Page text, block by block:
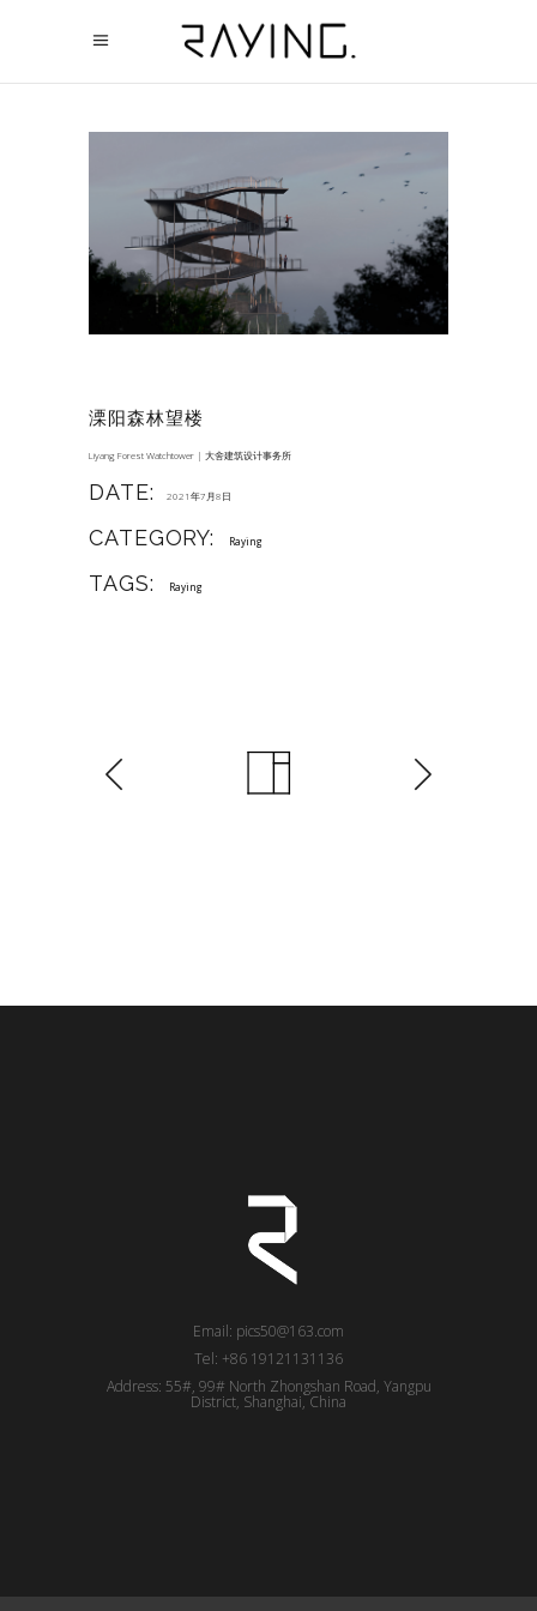
溧阳森林望楼
Liyang Forest Watchtower | 大舍建筑设计事务所
DATE: 2021年7月8日
CATEGORY: Raying
TAGS: Raying
Email: pics50@163.com
Tel: +86 19121131136
Address: 55#, 99# North Zhongshan Road, Yangpu
District, Shanghai, China